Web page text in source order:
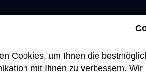
Cookies, um Ihnen die
mit Ihnen zu verbessern.